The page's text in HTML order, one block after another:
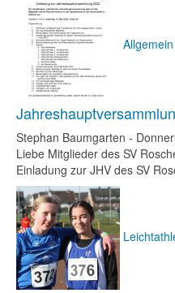
Allgemein
Stephan Baumgarten -
Liebe Mitglieder des SV
Einladung zur JHV des SV